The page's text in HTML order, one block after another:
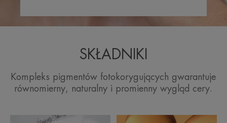
SKŁADNIKI
Kompleks pigmentów fotokorygujących gwarantuje
równomierny, naturalny i promienny wygląd cery.